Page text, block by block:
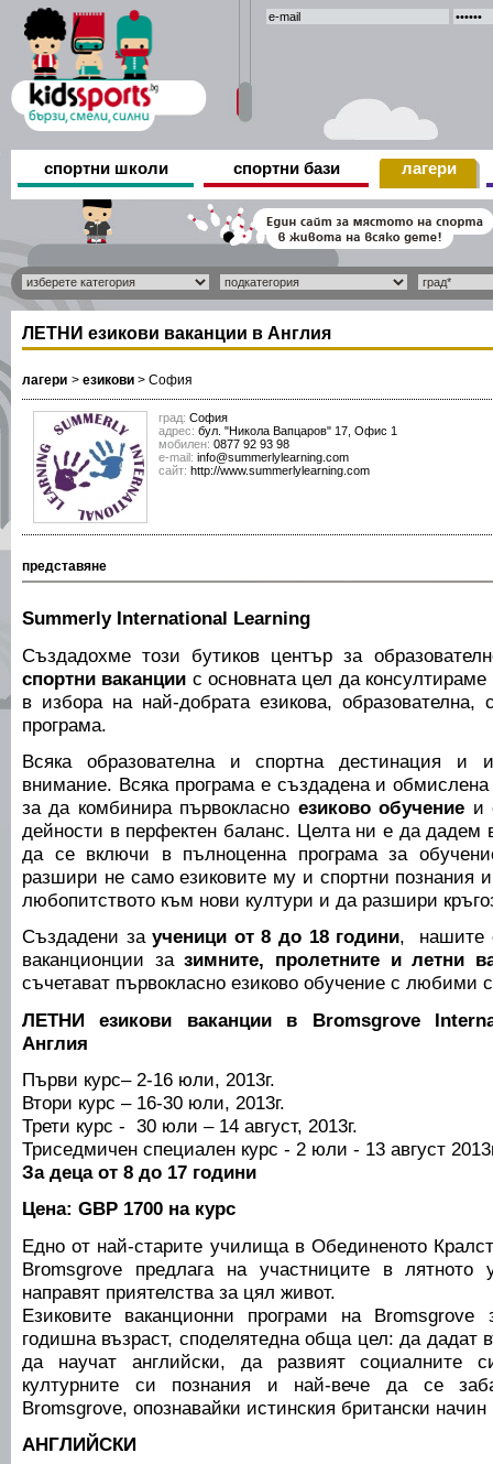
спортни школи спортни бази лагери
ЛЕТНИ езикови ваканции в Англия
лагери > езикови > София
град: София
адрес: бул. "Никола Вапцаров" 17, Офис 1
мобилен: 0877 92 93 98
е-mail: info@summerlylearning.com
сайт: http://www.summerlylearning.com
представяне
Summerly International Learning
Създадохме този бутиков център за
спортни ваканции с основната цел да
в избора на най-добрата езикова, образователна,
програма.
Всяка образователна и спортна дестинация и
внимание. Всяка програма е създадена и
за да комбинира първокласно езиково обучение и
дейности в перфектен баланс. Целта ни е да дадем
да се включи в пълноценна програма за
разшири не само езиковите му и спортни познания
любопитството към нови култури и да разшири
Създадени заученици от 8 до 18 години, нашите
ваканционции зазимните, пролетните и летни
съчетават първокласно езиково обучение с любими
ЛЕТНИ езикови ваканции в Bromsgrove
Англия
Първи курс– 2-16 юли, 2013г.
Втори курс – 16-30 юли, 2013г.
Трети курс - 30 юли – 14 август, 2013г.
Триседмичен специален курс - 2 юли - 13 август
За деца от 8 до 17 години
Цена: GBP 1700 на курс
Едно от най-старите училища в Обединеното
Bromsgrove предлага на участниците в
направят приятелства за цял живот.
Езиковите ваканционни програми на
годишна възраст, споделятедна обща цел: да дадат
да научат английски, да развият социалните
културните си познания и най-вече да се
Bromsgrove, опознавайки истинския британски начин
АНГЛИЙСКИ